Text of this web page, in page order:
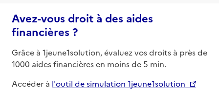
Avez-vous droit à des aides
financières ?
Grâce à 1jeune1solution, évaluez vos droits à près de
1000 aides financières en moins de 5 min.
Accéder à l'outil de simulation 1jeune1solution